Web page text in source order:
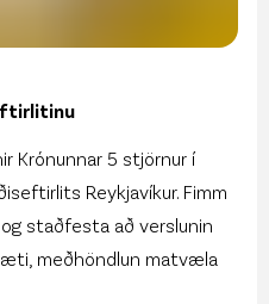
Krónunnar 5 stjörnur í
Reykjavíkur. Fimm
staðfesta að verslunin
meðhöndlun matvæla